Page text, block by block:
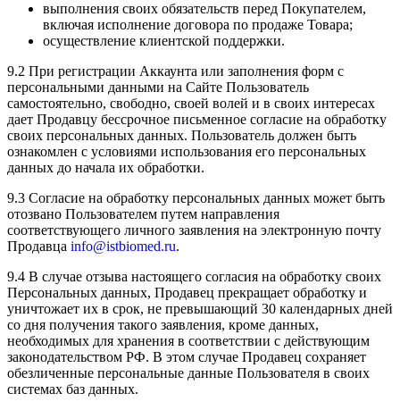
выполнения своих обязательств перед Покупателем,
включая исполнение договора по продаже Товара;
осуществление клиентской поддержки.
9.2 При регистрации Аккаунта или заполнения форм с
персональными данными на Сайте Пользователь
самостоятельно, свободно, своей волей и в своих интересах
дает Продавцу бессрочное письменное согласие на обработку
своих персональных данных. Пользователь должен быть
ознакомлен с условиями использования его персональных
данных до начала их обработки.
9.3 Согласие на обработку персональных данных может быть
отозвано Пользователем путем направления
соответствующего личного заявления на электронную почту
Продавца info@istbiomed.ru.
9.4 В случае отзыва настоящего согласия на обработку своих
Персональных данных, Продавец прекращает обработку и
уничтожает их в срок, не превышающий 30 календарных дней
со дня получения такого заявления, кроме данных,
необходимых для хранения в соответствии с действующим
законодательством РФ. В этом случае Продавец сохраняет
обезличенные персональные данные Пользователя в своих
системах баз данных.